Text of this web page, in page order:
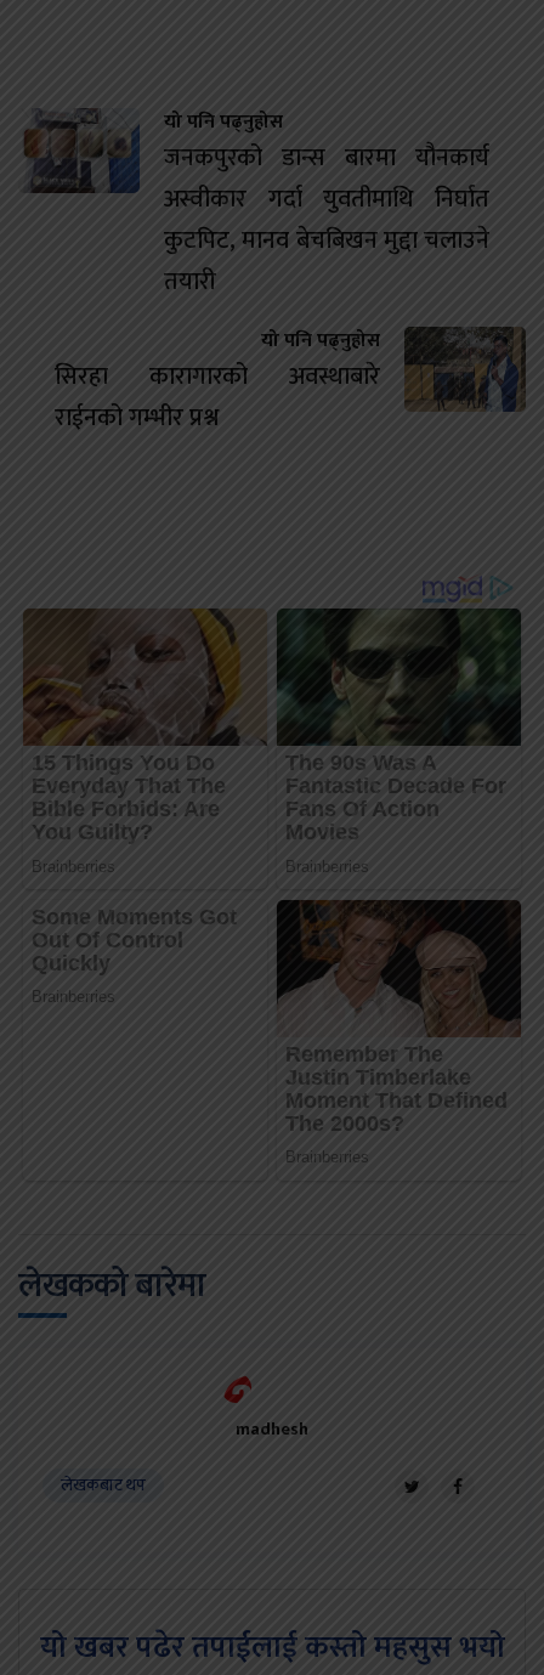
यो पनि पढ्नुहोस
जनकपुरको डान्स बारमा यौनकार्य
अस्वीकार गर्दा युवतीमाथि निर्घात
कुटपिट, मानव बेचबिखन मुद्दा चलाउने
तयारी
यो पनि पढ्नुहोस
सिरहा कारागारको अवस्थाबारे
राईनको गम्भीर प्रश्न
लेखकको बारेमा
madhesh
लेखकबाट थप
यो खबर पढेर तपाईलाई कस्तो महसुस भयो